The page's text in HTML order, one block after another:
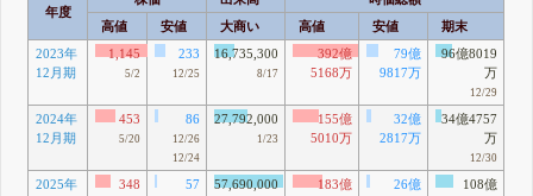
年度
高値
安値 大商い 高値 安値
期末
2023年
12月期
1,145
5/2
233
12/25
16,735,300
8/17
392億
5168万
79億
9817万
96億8019
万
12/29
2024年
12月期
453
5/20
86
12/26
12/24
27,792,000
1/23
155億
5010万
32億
2817万
34億4757
万
12/30
2025年
348 57 57,690,000
183億
26億
108億